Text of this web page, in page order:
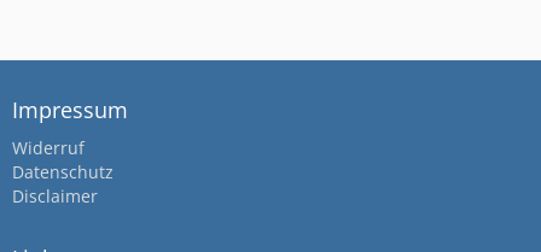
Impressum
Widerruf
Datenschutz
Disclaimer